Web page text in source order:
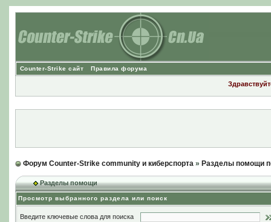
Counter-Strike сайт Правила форума
Форум Counter-Strike community и киберспорта» Разделы помощи
Разделы помощи
Просмотр выбранного раздела или поиск
Введите ключевые слова для поиска